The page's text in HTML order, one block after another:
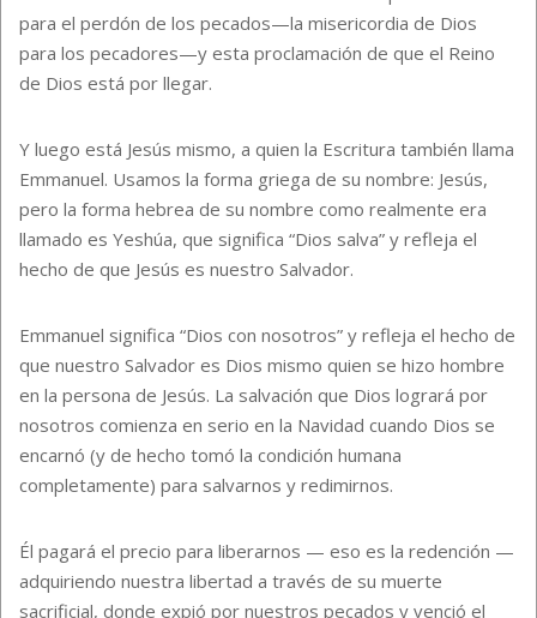
para el perdón de los pecados—la misericordia de Dios
para los pecadores—y esta proclamación de que el Reino
de Dios está por llegar.
Y luego está Jesús mismo, a quien la Escritura también llama
Emmanuel. Usamos la forma griega de su nombre: Jesús,
pero la forma hebrea de su nombre como realmente era
llamado es Yeshúa, que significa “Dios salva” y refleja el
hecho de que Jesús es nuestro Salvador.
Emmanuel significa “Dios con nosotros” y refleja el hecho de
que nuestro Salvador es Dios mismo quien se hizo hombre
en la persona de Jesús. La salvación que Dios logrará por
nosotros comienza en serio en la Navidad cuando Dios se
encarnó (y de hecho tomó la condición humana
completamente) para salvarnos y redimirnos.
Él pagará el precio para liberarnos — eso es la redención —
adquiriendo nuestra libertad a través de su muerte
sacrificial, donde expió por nuestros pecados y venció el